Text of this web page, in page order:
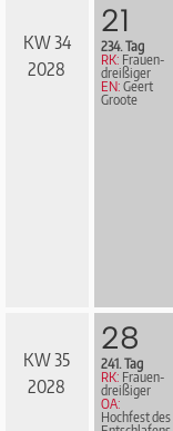
KW 34
2028
21
234. Tag
RK: Frau­en­
drei­ßi­ger
EN: Geert
Groote
KW 35
2028
28
241. Tag
RK: Frau­en­
drei­ßi­ger
OA:
Hochfest des